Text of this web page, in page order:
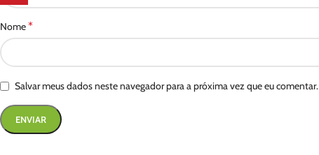
Nome*
Salvar meus dados neste navegador para a próxima vez que eu comentar.